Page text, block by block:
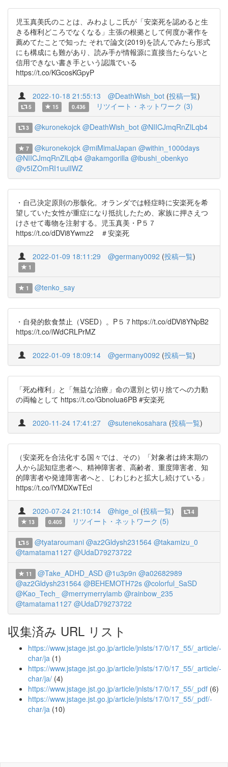
児玉真美氏のことは、みわよしこ氏が「安楽死を認めると生
きる権利どころでなくなる」主張の根拠として何度か著作を
薦めてたことで知った それで論文(2019)を読んでみたら形式
にも構成にも難があり、読み手が情報源に直接当たらないと
信用できない書き手という認識でいる
https://t.co/KGcosKGpyP
2022-10-18 21:55:13 @DeathWish_bot (投稿一覧)
5 15 0.436 リツイート・ネットワーク (3)
3 @kuronekojck @DeathWish_bot @NIICJmqRnZlLqb4
7 @kuronekojck @miMimalJapan @within_1000days
@NIICJmqRnZlLqb4 @akamgorilla @ibushi_obenkyo
@v5IZOmRI1uulIWZ
・自己決定原則の形骸化。オランダでは軽症時に安楽死を希
望していた女性が重症になり抵抗したため、家族に押さえつ
けさせて毒物を注射する。児玉真美・P５７
https://t.co/dDVi8Ywmz2 ＃安楽死
2022-01-09 18:11:29 @germany0092 (投稿一覧)
1
1 @tenko_say
・自発的飲食禁止（VSED）。P５７https://t.co/dDVi8YNpB2
https://t.co/iWdCRLPrMZ
2022-01-09 18:09:14 @germany0092 (投稿一覧)
「死ぬ権利」と「無益な治療」命の選別と切り捨てへの力動
の両輪として https://t.co/Gbnolua6PB #安楽死
2020-11-24 17:41:27 @sutenekosahara (投稿一覧)
（安楽死を合法化する国々では、その）「対象者は終末期の
人から認知症患者へ、精神障害者、高齢者、重度障害者、知
的障害者や発達障害者へと、じわじわと拡大し続けている」
https://t.co/lYMDXwTEcl
2020-07-24 21:10:14 @hige_ol (投稿一覧)
4
13
0.405 リツイート・ネットワーク (5)
5 @tyataroumani @az2Gldysh231564 @takamizu_0
@tamatama1127 @UdaD79273722
11 @Take_ADHD_ASD @1u3p9n @a02682989
@az2Gldysh231564 @BEHEMOTH72s @colorful_SaSD
@Kao_Tech_
@merrymerrylamb @rainbow_235
@tamatama1127 @UdaD79273722
収集済み URL リスト
https://www.jstage.jst.go.jp/article/jnlsts/17/0/17_55/_article/-
char/ja (1)
https://www.jstage.jst.go.jp/article/jnlsts/17/0/17_55/_article/-
char/ja/ (4)
https://www.jstage.jst.go.jp/article/jnlsts/17/0/17_55/_pdf (6)
https://www.jstage.jst.go.jp/article/jnlsts/17/0/17_55/_pdf/-
char/ja (10)